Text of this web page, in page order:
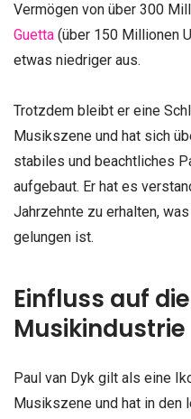
Vermögen von über 300
Guetta (über 150 Millionen
etwas niedriger aus.
Trotzdem bleibt er eine
Musikszene und hat sich
stabiles und beachtliches
aufgebaut. Er hat es
Jahrzehnte zu erhalten,
gelungen ist.
Einfluss auf
Musikindustrie
Paul van Dyk gilt als eine
Musikszene und hat in den